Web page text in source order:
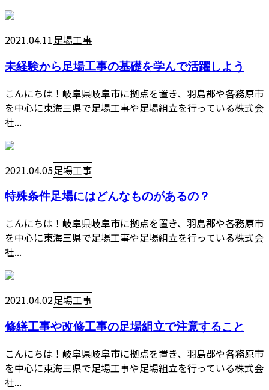
2021.04.11足場工事
未経験から足場工事の基礎を学んで活躍しよう
こんにちは！岐阜県岐阜市に拠点を置き、羽島郡や各務原市
を中心に東海三県で足場工事や足場組立を行っている株式会
社...
2021.04.05足場工事
特殊条件足場にはどんなものがあるの？
こんにちは！岐阜県岐阜市に拠点を置き、羽島郡や各務原市
を中心に東海三県で足場工事や足場組立を行っている株式会
社...
2021.04.02足場工事
修繕工事や改修工事の足場組立で注意すること
こんにちは！岐阜県岐阜市に拠点を置き、羽島郡や各務原市
を中心に東海三県で足場工事や足場組立を行っている株式会
社...